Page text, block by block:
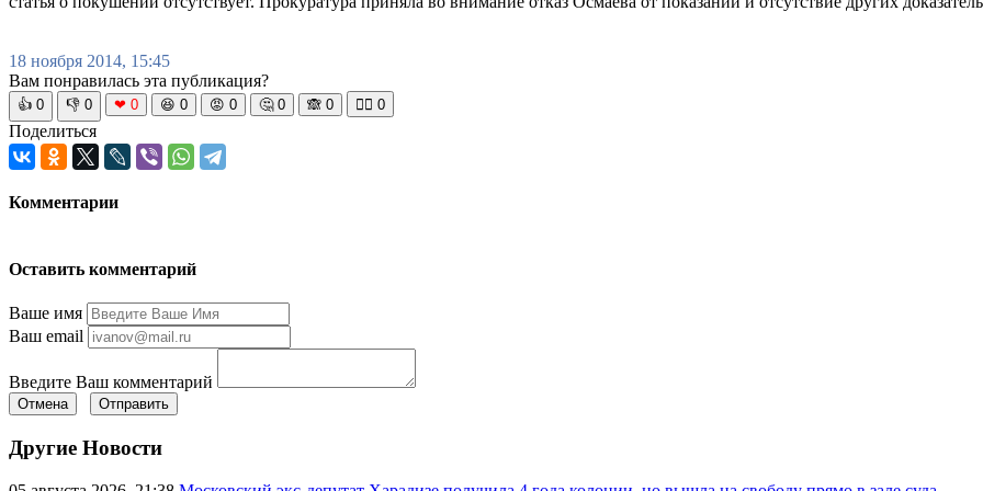
18 ноября 2014, 15:45
Вам понравилась эта публикация?
👍 0 👎 0 ❤ 0 😆 0 😡 0 🤔 0 🙈 0 🧘‍♀️ 0
Поделиться
Комментарии
Оставить комментарий
Ваше имя
Ваш email
Введите Ваш комментарий
Отмена Отправить
Другие Новости